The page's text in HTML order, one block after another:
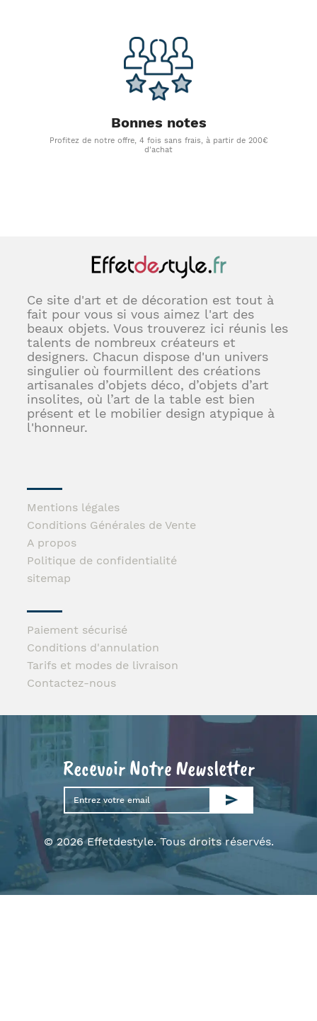
Bonnes notes
Profitez de notre offre, 4 fois sans frais, à partir de 200€
d'achat
Ce site d'art et de décoration est tout à
fait pour vous si vous aimez l'art des
beaux objets. Vous trouverez ici réunis les
talents de nombreux créateurs et
designers. Chacun dispose d'un univers
singulier où fourmillent des créations
artisanales d’objets déco, d’objets d’art
insolites, où l’art de la table est bien
présent et le mobilier design atypique à
l'honneur.
Mentions légales
Conditions Générales de Vente
A propos
Politique de confidentialité
sitemap
Paiement sécurisé
Conditions d'annulation
Tarifs et modes de livraison
Contactez-nous
Recevoir Notre Newsletter
© 2026 Effetdestyle. Tous droits réservés.